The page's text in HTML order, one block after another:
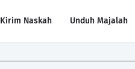
Kirim Naskah Unduh Majalah